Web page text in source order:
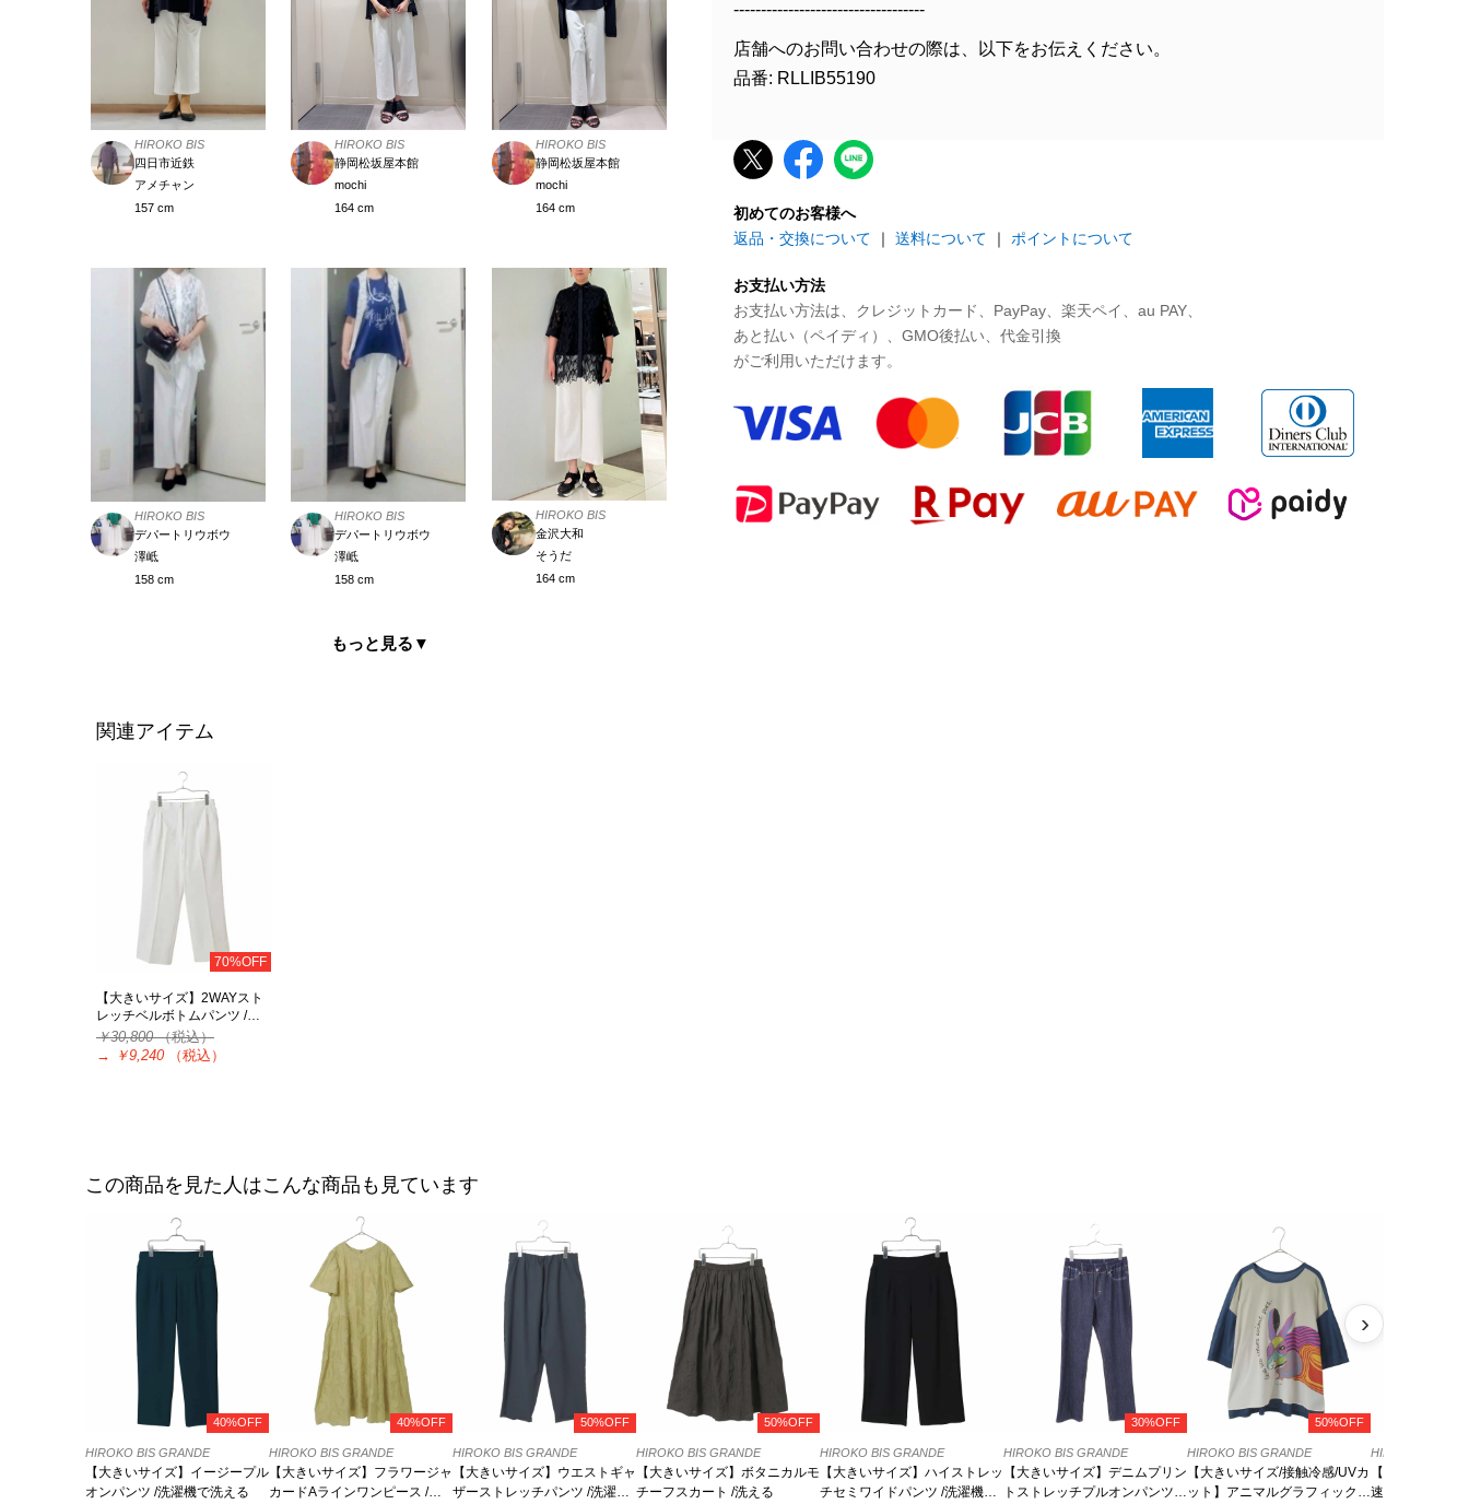
HIROKO BIS
四日市近鉄
アメチャン
157 cm
HIROKO BIS
静岡松坂屋本館
mochi
164 cm
HIROKO BIS
静岡松坂屋本館
mochi
164 cm
HIROKO BIS
デパートリウボウ
澤岻
158 cm
HIROKO BIS
デパートリウボウ
澤岻
158 cm
HIROKO BIS
金沢大和
そうだ
164 cm
もっと見る ▼
関連アイテム
70%OFF
【大きいサイズ】2WAYスト
レッチベルボトムパンツ /…
￥30,800（税込）
→
￥9,240 （税込）
-----------------------------------
店舗へのお問い合わせの際は、以下をお伝えください。
品番: RLLIB55190
初めてのお客様へ
返品・交換について ｜ 送料について ｜ ポイントについて
お支払い方法
お支払い方法は、クレジットカード、PayPay、楽天ペイ、au PAY、
あと払い（ペイディ）、GMO後払い、代金引換
がご利用いただけます。
この商品を見た人はこんな商品も見ています
40%OFF
HIROKO BIS GRANDE
【大きいサイズ】イージープル
オンパンツ /洗濯機で洗える
40%OFF
HIROKO BIS GRANDE
【大きいサイズ】フラワージャ
カードAラインワンピース /洗
50%OFF
HIROKO BIS GRANDE
【大きいサイズ】ウエストギャ
ザーストレッチパンツ /洗濯機
50%OFF
HIROKO BIS GRANDE
【大きいサイズ】ボタニカルモ
チーフスカート /洗える
HIROKO BIS GRANDE
【大きいサイズ】ハイストレッ
チセミワイドパンツ /洗濯機で
30%OFF
HIROKO BIS GRANDE
【大きいサイズ】デニムプリン
トストレッチプルオンパンツ /
50%OFF
HIROKO BIS GRANDE
【大きいサイズ/接触冷感/UVカ
ット】アニマルグラフィックカ
HIROKO BIS
【大きいサイ
速乾】ドライス
›